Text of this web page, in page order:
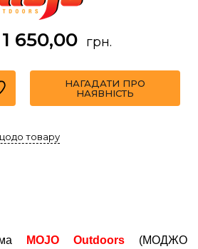
1 650,00 грн.
НАГАДАТИ ПРО
НАЯВНІСТЬ
товару
MOJO Outdoors (МОДЖО